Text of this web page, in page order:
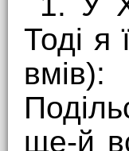
Тоді я
ще-й